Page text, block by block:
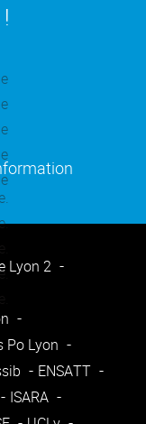
dans une
dans une
dans une
dans une
dans une
Lyon 2
Po Lyon
ENSATT
ISARA